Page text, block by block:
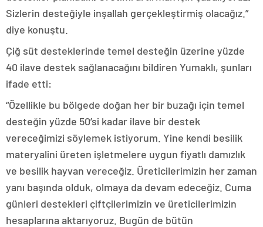
Sizlerin desteğiyle inşallah gerçekleştirmiş olacağız.”
diye konuştu.
Çiğ süt desteklerinde temel desteğin üzerine yüzde
40 ilave destek sağlanacağını bildiren Yumaklı, şunları
ifade etti:
“Özellikle bu bölgede doğan her bir buzağı için temel
desteğin yüzde 50’si kadar ilave bir destek
vereceğimizi söylemek istiyorum. Yine kendi besilik
materyalini üreten işletmelere uygun fiyatlı damızlık
ve besilik hayvan vereceğiz. Üreticilerimizin her zaman
yanı başında olduk, olmaya da devam edeceğiz. Cuma
günleri destekleri çiftçilerimizin ve üreticilerimizin
hesaplarına aktarıyoruz. Bugün de bütün